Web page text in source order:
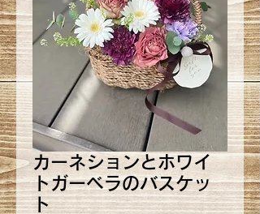
カーネションとホワイ
トガーベラのバスケッ
ト